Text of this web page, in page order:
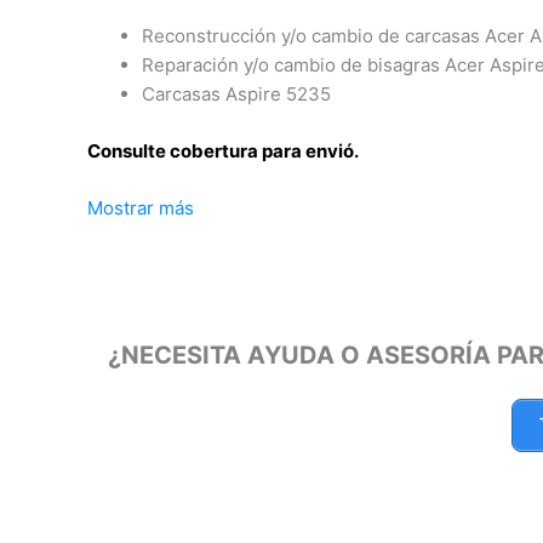
Reconstrucción y/o cambio de carcasas Acer
Reparación y/o cambio de bisagras Acer
Carcasas Aspire 5235
Consulte cobertura para envió.
Leticia, Medellín, Arauca, Barranquilla, Cartagena,
Cali, Mitú, Puerto Carreño.
Mostrar más
¿NECESITA AYUDA O ASESORÍA